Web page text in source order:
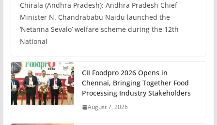
Chirala (Andhra Pradesh): Andhra Pradesh Chief
Minister N. Chandrababu Naidu launched the
‘Netanna Sevalo’ welfare scheme during the 12th
National
CII Foodpro 2026 Opens in
Chennai, Bringing Together Food
Processing Industry Stakeholders
August 7, 2026